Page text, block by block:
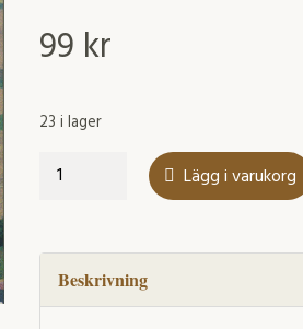
99 kr
23 i lager
Regions
mängd
Lägg i varukorg
Beskrivning